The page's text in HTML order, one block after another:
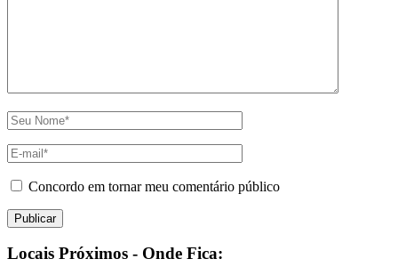
Concordo em tornar meu comentário público
Locais Próximos - Onde Fica: